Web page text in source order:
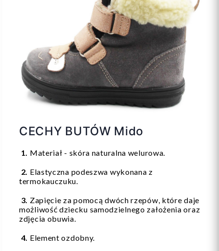
CECHY BUTÓW Mido
1. Materiał - skóra naturalna welurowa.
2. Elastyczna podeszwa wykonana z
termokauczuku.
3. Zapięcie za pomocą dwóch rzepów, które daje
możliwość dziecku samodzielnego założenia oraz
zdjęcia obuwia.
4. Element ozdobny.